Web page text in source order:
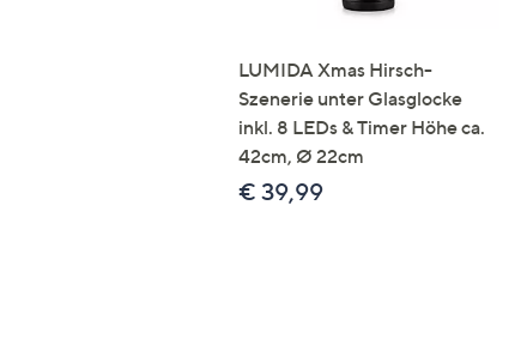
LUMIDA Xmas Hirsch-
Szenerie unter Glasglocke
inkl. 8 LEDs & Timer Höhe ca.
42cm, Ø 22cm
€ 39,99